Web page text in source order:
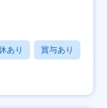
あり 賞与あり